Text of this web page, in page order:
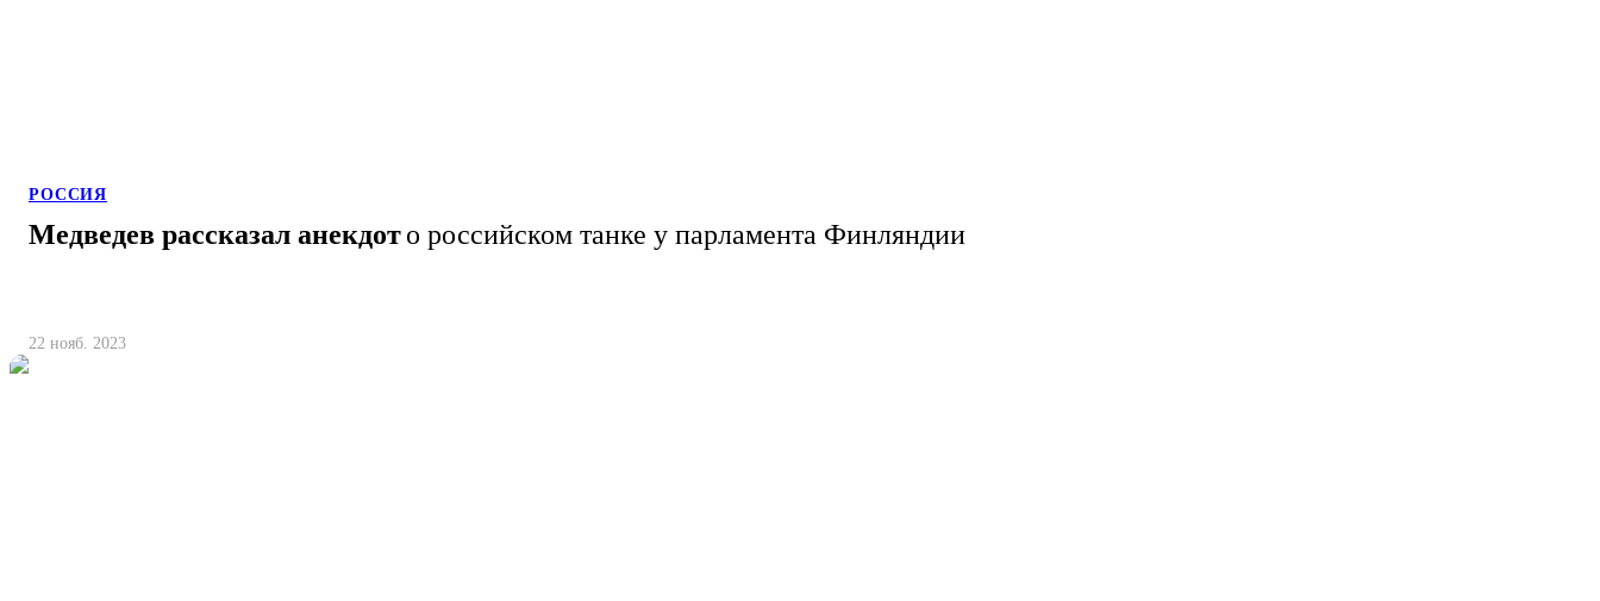
РОССИЯ
Медведев рассказал анекдото российском танке у парламента Финляндии
22 нояб. 2023